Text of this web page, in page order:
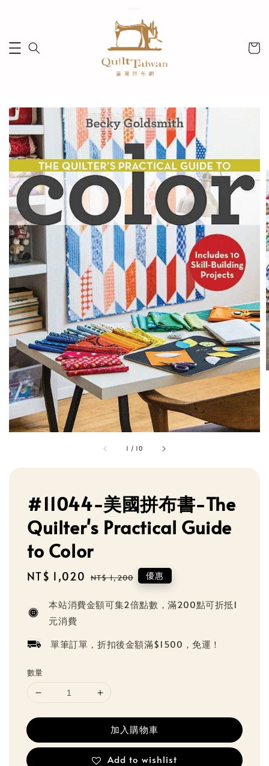
1 / 10
#11044-美國拼布書-The
Quilter's Practical Guide
to Color
Sale
NT$ 1,020 Regular
NT$ 1,200 優惠
本站消費金額可集2倍點數，滿200點可折抵1
元消費
單筆訂單，折扣後金額滿$1500，免運！
數量
加入購物車
Add to wishlist